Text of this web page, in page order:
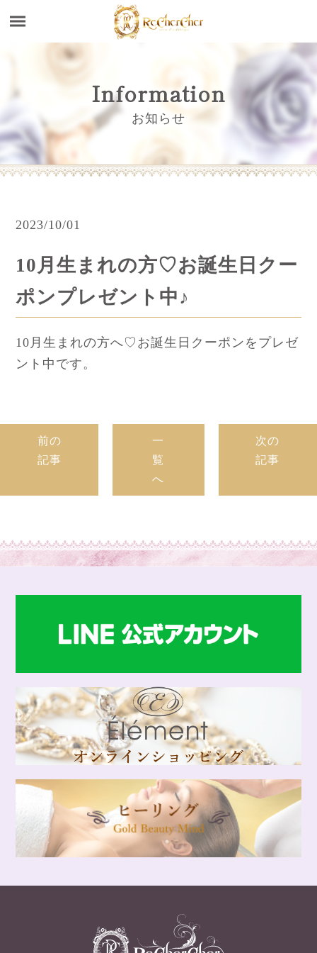
Information
お知らせ
2023/10/01
10月生まれの方♡お誕生日クー
ポンプレゼント中♪
10月生まれの方へ♡お誕生日クーポンをプレゼ
ント中です。
前の
記事
一
覧
へ
次の
記事